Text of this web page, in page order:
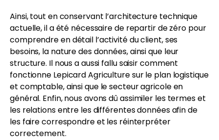
Ainsi, tout en conservant l’architecture technique
actuelle, il a été nécessaire de repartir de zéro pour
comprendre en détail l’activité du client, ses
besoins, la nature des données, ainsi que leur
structure. Il nous a aussi fallu saisir comment
fonctionne Lepicard Agriculture sur le plan logistique
et comptable, ainsi que le secteur agricole en
général. Enfin, nous avons dû assimiler les termes et
les relations entre les différentes données afin de
les faire correspondre et les réinterpréter
correctement.